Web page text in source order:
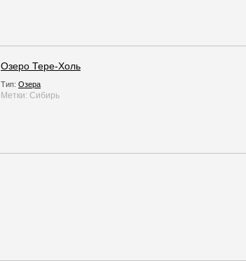
Озеро Тере-Холь
Тип: Озера
Метки: Сибирь